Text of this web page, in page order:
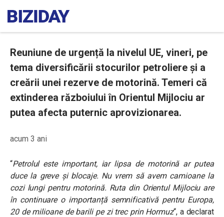
Reuniune de urgență la nivelul UE, vineri, pe
tema diversificării stocurilor petroliere și a
creării unei rezerve de motorină. Temeri că
extinderea războiului în Orientul Mijlociu ar
putea afecta puternic aprovizionarea.
acum 3 ani
“Petrolul este important, iar lipsa de motorină ar putea
duce la greve și blocaje. Nu vrem să avem camioane la
cozi lungi pentru motorină. Ruta din Orientul Mijlociu are
în continuare o importanță semnificativă pentru Europa,
20 de milioane de barili pe zi trec prin Hormuz“, a declarat